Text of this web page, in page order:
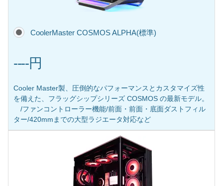
CoolerMaster COSMOS ALPHA(標準)
----円
Cooler Master製、圧倒的なパフォーマンスとカスタマイズ性
を備えた、フラッグシップシリーズ COSMOS の最新モデル。
/ファンコントローラー機能/前面・前面・底面ダストフィル
ター/420mmまでの大型ラジエータ対応など